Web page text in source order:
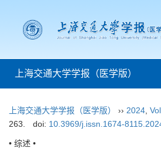
上海交通大学学报（医学版）
上海交通大学学报（医学版） ›› 2024
263.
doi: 10.3969/j.issn.1674-
• 综述 •